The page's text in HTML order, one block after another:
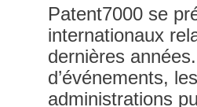
Patent7000 se
internationaux
dernières
d’événements,
administrations